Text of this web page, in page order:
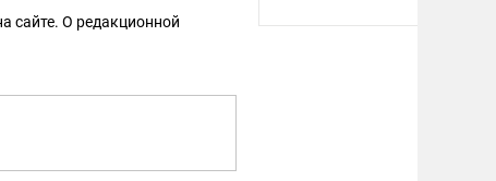
сайте. О редакционной